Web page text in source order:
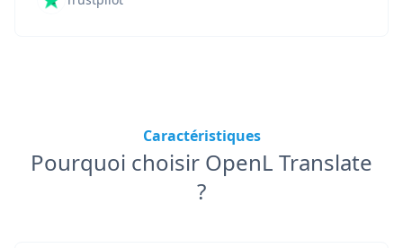
Caractéristiques
Pourquoi choisir OpenL Translate
?